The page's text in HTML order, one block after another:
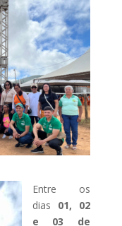
Entre os
dias 01, 02
e 03 de